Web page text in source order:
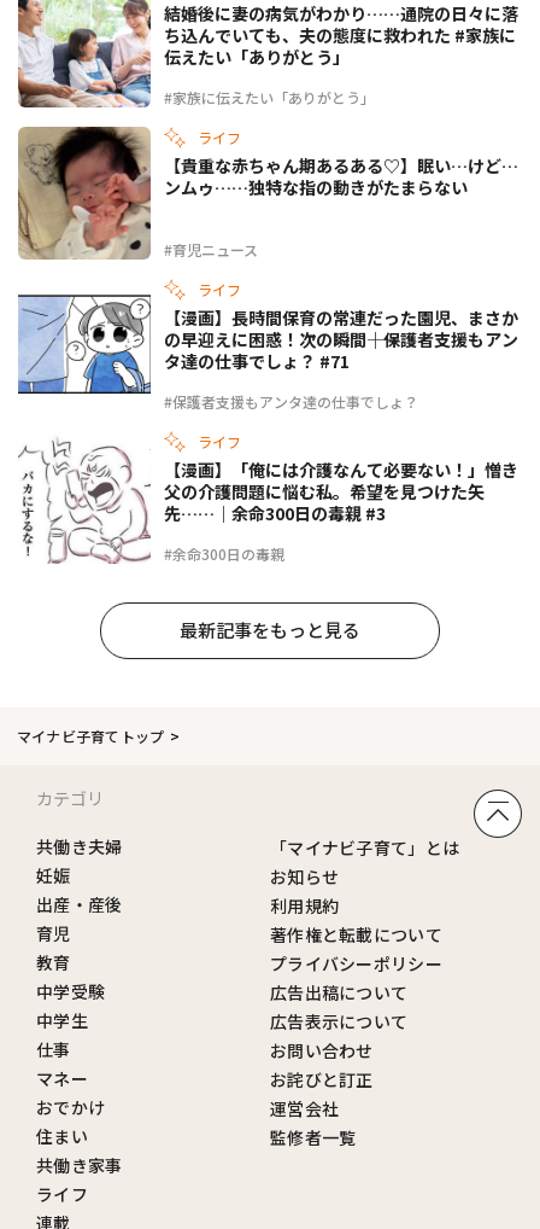
#家族に伝えたい「ありがとう」
結婚後に妻の病気がわかり……通院の日々に落
ち込んでいても、夫の態度に救われた #家族に
伝えたい「ありがとう」
ライフ
#育児ニュース
【貴重な赤ちゃん期あるある♡】眠い…けど…
ンムゥ……独特な指の動きがたまらない
ライフ
#保護者支援もアンタ達の仕事でしょ？
【漫画】長時間保育の常連だった園児、まさか
の早迎えに困惑！次の瞬間――｜保護者支援もアン
タ達の仕事でしょ？ #71
ライフ
#余命300日の毒親
【漫画】「俺には介護なんて必要ない！」憎き
父の介護問題に悩む私。希望を見つけた矢
先……｜余命300日の毒親 #3
最新記事をもっと見る
マイナビ子育てトップ
カテゴリ
共働き夫婦
妊娠
出産・産後
育児
教育
中学受験
中学生
仕事
マネー
おでかけ
住まい
共働き家事
ライフ
連載
「マイナビ子育て」とは
お知らせ
利用規約
著作権と転載について
プライバシーポリシー
広告出稿について
広告表示について
お問い合わせ
お詫びと訂正
運営会社
監修者一覧